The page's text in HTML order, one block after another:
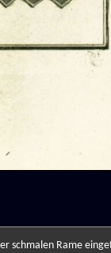
schmalen Rame